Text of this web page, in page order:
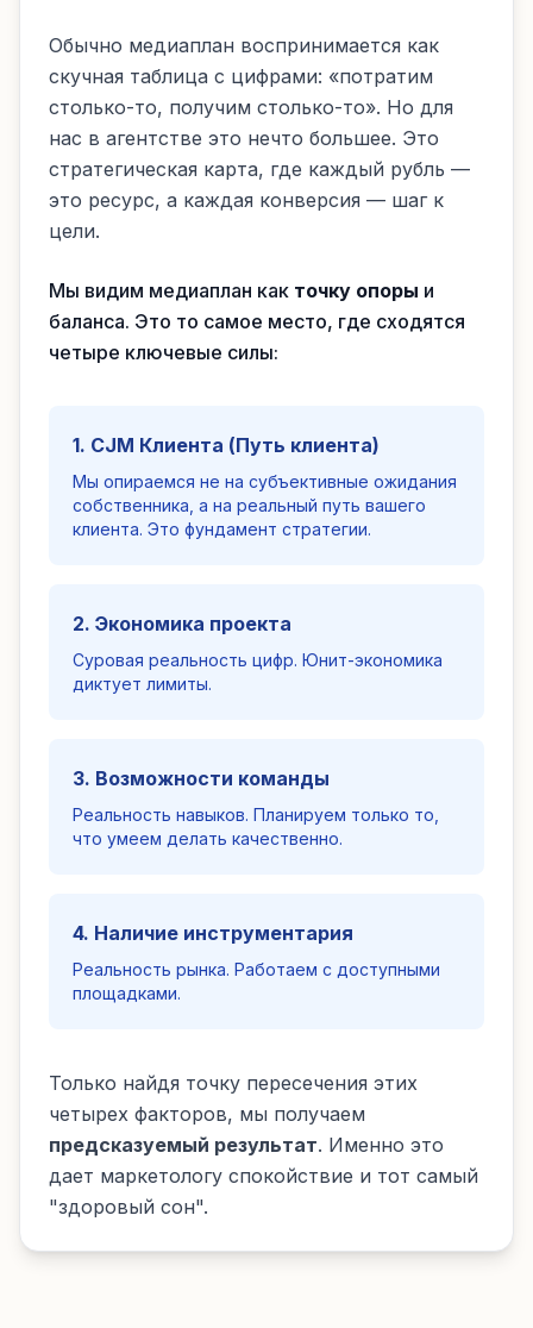
Обычно медиаплан воспринимается как
скучная таблица с цифрами: «потратим
столько-то, получим столько-то». Но для
нас в агентстве это нечто большее. Это
стратегическая карта, где каждый рубль —
это ресурс, а каждая конверсия — шаг к
цели.
Мы видим медиаплан как точку опоры и
баланса. Это то самое место, где сходятся
четыре ключевые силы:
1. CJM Клиента (Путь клиента)
Мы опираемся не на субъективные ожидания
собственника, а на реальный путь вашего
клиента. Это фундамент стратегии.
2. Экономика проекта
Суровая реальность цифр. Юнит-экономика
диктует лимиты.
3. Возможности команды
Реальность навыков. Планируем только то,
что умеем делать качественно.
4. Наличие инструментария
Реальность рынка. Работаем с доступными
площадками.
Только найдя точку пересечения этих
четырех факторов, мы получаем
предсказуемый результат. Именно это
дает маркетологу спокойствие и тот самый
"здоровый сон".